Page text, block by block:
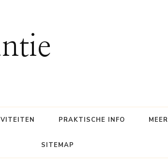
PRAKTISCHE INFO MEER
SITEMAP